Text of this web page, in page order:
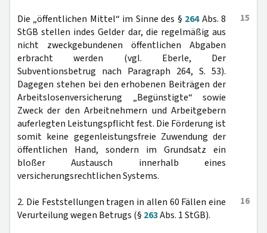
15
Die „öffentlichen Mittel“ im Sinne des § 264Abs. 8
StGB stellen indes Gelder dar, die regelmäßig aus
nicht zweckgebundenen öffentlichen Abgaben
erbracht werden (vgl. Eberle, Der
Subventionsbetrug nach Paragraph 264, S. 53).
Dagegen stehen bei den erhobenen Beiträgen der
Arbeitslosenversicherung „Begünstigte“ sowie
Zweck der den Arbeitnehmern und Arbeitgebern
auferlegten Leistungspflicht fest. Die Förderung ist
somit keine gegenleistungsfreie Zuwendung der
öffentlichen Hand, sondern im Grundsatz ein
bloßer Austausch innerhalb eines
versicherungsrechtlichen Systems.
16
2. Die Feststellungen tragen in allen 60 Fällen eine
Verurteilung wegen Betrugs (§ 263Abs. 1 StGB).